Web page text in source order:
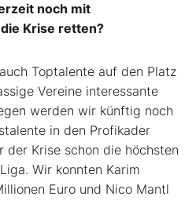
noch mit
Krise retten?
Toptalente auf den Platz
Vereine interessante
werden wir künftig noch
in den Profikader
der Krise schon die höchsten
Wir konnten Karim
Euro und Nico Mantl